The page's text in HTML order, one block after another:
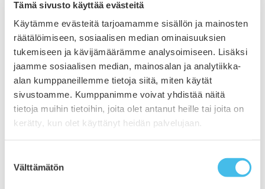
Tämä sivusto käyttää evästeitä
Käytämme evästeitä tarjoamamme sisällön ja mainosten
räätälöimiseen, sosiaalisen median ominaisuuksien
tukemiseen ja kävijämäärämme analysoimiseen. Lisäksi
jaamme sosiaalisen median, mainosalan ja analytiikka-
alan kumppaneillemme tietoja siitä, miten käytät
sivustoamme. Kumppanimme voivat yhdistää näitä
tietoja muihin tietoihin, joita olet antanut heille tai joita on
kerätty, kun olet käyttänyt heidän palvelujaan.
valinta
Välttämätön
marraskuu 2021
lokakuu 2021
syyskuu 2021
elokuu 2021
kesäkuu 2021
toukokuu 2021
huhtikuu 2021
maaliskuu 2021
helmikuu 2021
tammikuu 2021
marraskuu 2020